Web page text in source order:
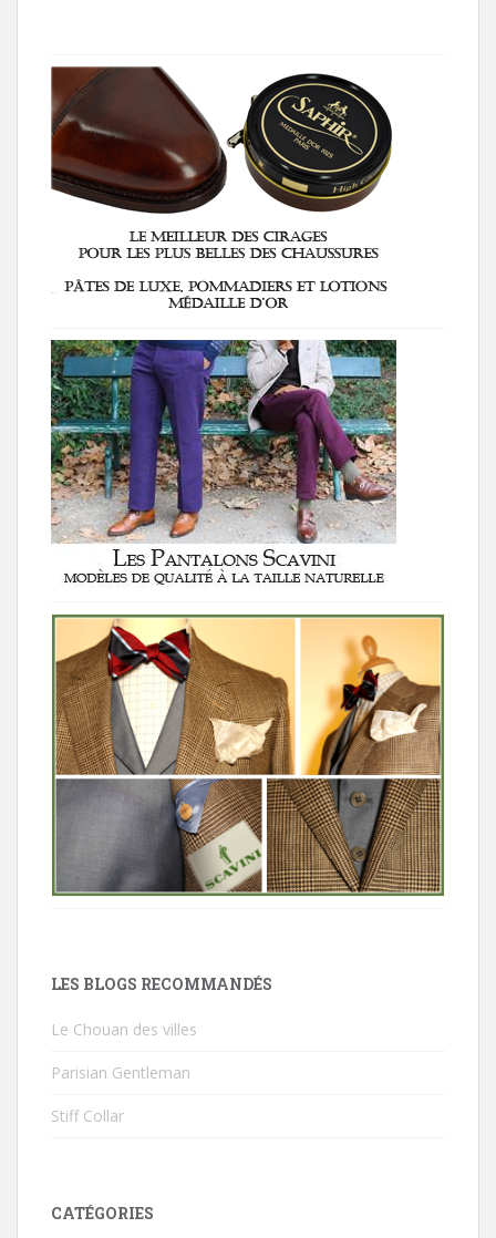
LES BLOGS RECOMMANDÉS
Le Chouan des villes
Parisian Gentleman
Stiff Collar
CATÉGORIES